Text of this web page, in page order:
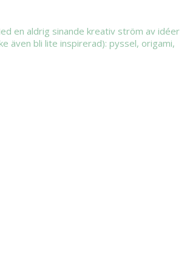
en aldrig sinande kreativ ström av idéer
även bli lite inspirerad): pyssel, origami,